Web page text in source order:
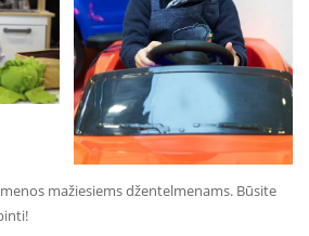
mažiesiems džentelmenams. Būsite